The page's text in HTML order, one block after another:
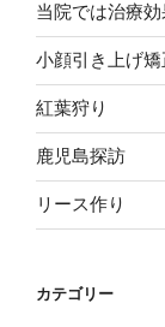
当院では治療
小顔引き上げ矯
紅葉狩り
鹿児島探訪
リース作り
カテゴリー